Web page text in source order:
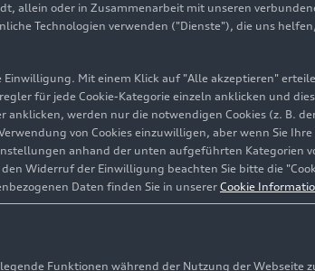
allein oder in Zusammenarbeit mit unseren
Technologien verwenden ("Dienste"), die uns
Mit einem Klick auf "Alle akzeptieren"
für jede Cookie-Kategorie einzeln anklicken und
anklicken, werden nur die notwendigen Cookies (z. B.
von Cookies einzuwilligen, aber wenn Sie
anhand der unten aufgeführten Kategorien
Widerruf der Einwilligung beachten Sie bitte die
Daten finden Sie in unserer Cookie
Funktionen während der Nutzung der Webseite